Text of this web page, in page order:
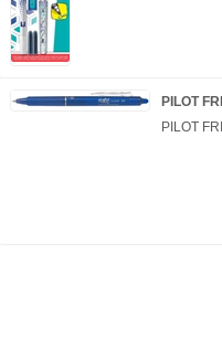
PILOT
PILOT